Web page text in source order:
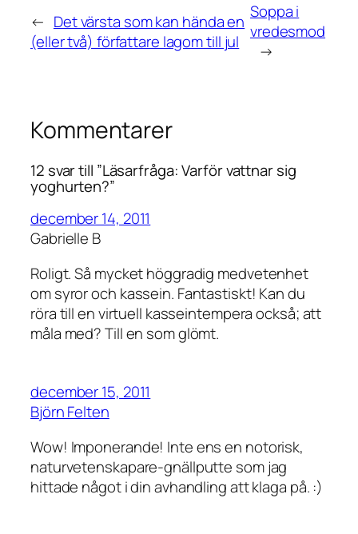
← Det värsta som kan hända en
(eller två) författare lagom till jul
Soppa i
vredesmod
→
Kommentarer
12 svar till ”Läsarfråga: Varför vattnar sig
yoghurten?”
december 14, 2011
Gabrielle B
Roligt. Så mycket höggradig medvetenhet
om syror och kassein. Fantastiskt! Kan du
röra till en virtuell kasseintempera också; att
måla med? Till en som glömt.
december 15, 2011
Björn Felten
Wow! Imponerande! Inte ens en notorisk,
naturvetenskapare-gnällputte som jag
hittade något i din avhandling att klaga på. :)